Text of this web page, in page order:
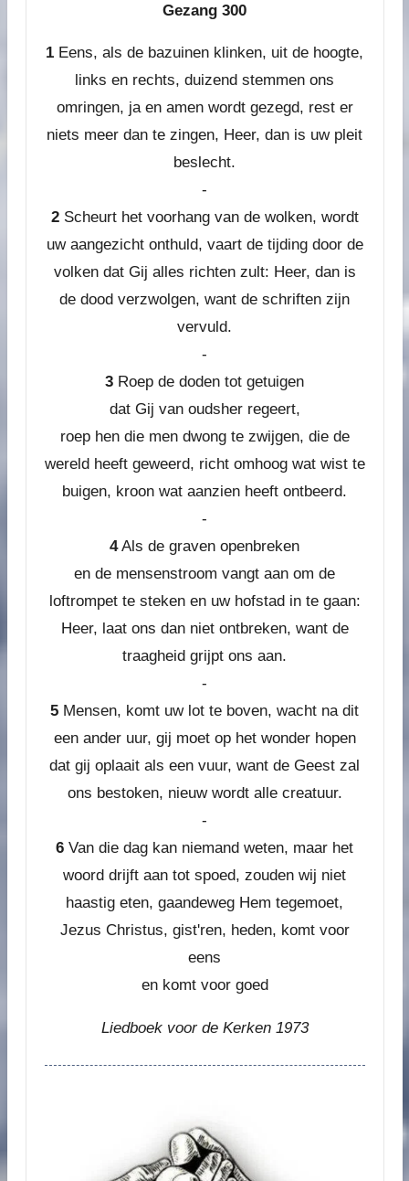
Gezang 300
1 Eens, als de bazuinen klinken, uit de hoogte,
links en rechts, duizend stemmen ons
omringen, ja en amen wordt gezegd, rest er
niets meer dan te zingen, Heer, dan is uw pleit
beslecht.
-
2Scheurt het voorhang van de wolken, wordt
uw aangezicht onthuld, vaart de tijding door de
volken dat Gij alles richten zult: Heer, dan is
de dood verzwolgen, want de schriften zijn
vervuld.
-
3 Roep de doden tot getuigen
dat Gij van oudsher regeert,
roep hen die men dwong te zwijgen, die de
wereld heeft geweerd, richt omhoog wat wist te
buigen, kroon wat aanzien heeft ontbeerd.
-
4Als de graven openbreken
en de mensenstroom vangt aan om de
loftrompet te steken en uw hofstad in te gaan:
Heer, laat ons dan niet ontbreken, want de
traagheid grijpt ons aan.
-
5 Mensen, komt uw lot te boven, wacht na dit
een ander uur, gij moet op het wonder hopen
dat gij oplaait als een vuur, want de Geest zal
ons bestoken, nieuw wordt alle creatuur.
-
6 Van die dag kan niemand weten, maar het
woord drijft aan tot spoed, zouden wij niet
haastig eten, gaandeweg Hem tegemoet,
Jezus Christus, gist'ren, heden, komt voor
eens
en komt voor goed
Liedboek voor de Kerken 1973